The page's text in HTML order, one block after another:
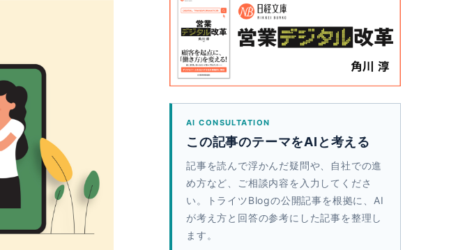
AI CONSULTATION
この記事のテーマをAIと考える
記事を読んで浮かんだ疑問や、自社での進
め方など、ご相談内容を入力してくださ
い。トライツBlogの公開記事を根拠に、AI
が考え方と回答の参考にした記事を整理し
ます。